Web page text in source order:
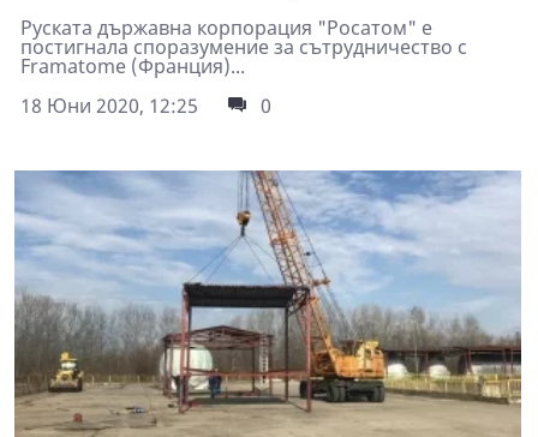
Руската държавна корпорация "Росатом" е
постигнала споразумение за сътрудничество с
Framatome (Франция)...
18 Юни 2020, 12:25
0